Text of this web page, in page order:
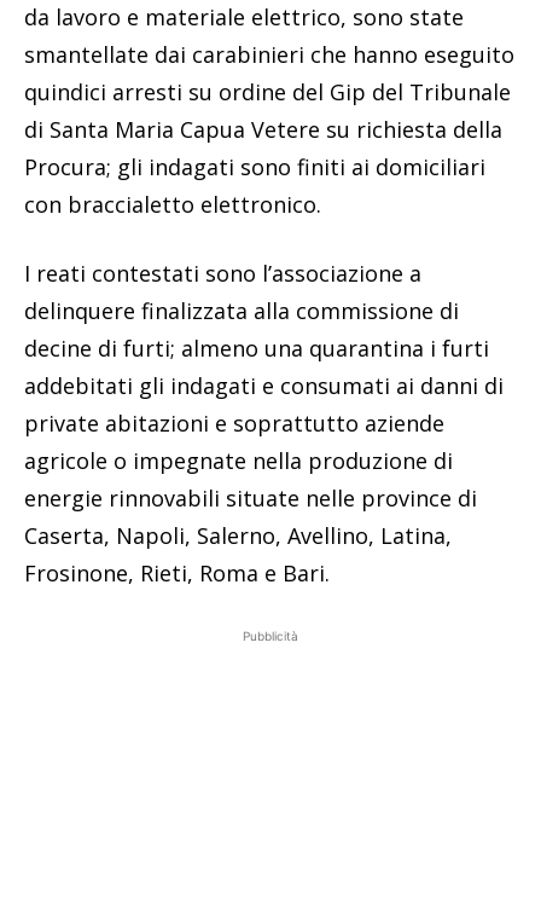
da lavoro e materiale elettrico, sono state
smantellate dai carabinieri che hanno eseguito
quindici arresti su ordine del Gip del Tribunale
di Santa Maria Capua Vetere su richiesta della
Procura; gli indagati sono finiti ai domiciliari
con braccialetto elettronico.
I reati contestati sono l’associazione a
delinquere finalizzata alla commissione di
decine di furti; almeno una quarantina i furti
addebitati gli indagati e consumati ai danni di
private abitazioni e soprattutto aziende
agricole o impegnate nella produzione di
energie rinnovabili situate nelle province di
Caserta, Napoli, Salerno, Avellino, Latina,
Frosinone, Rieti, Roma e Bari.
Pubblicità